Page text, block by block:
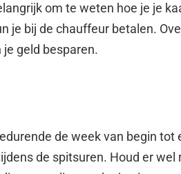
om te weten hoe je je
je bij de chauffeur betalen.
geld besparen.
de week van begin
de spitsuren. Houd er